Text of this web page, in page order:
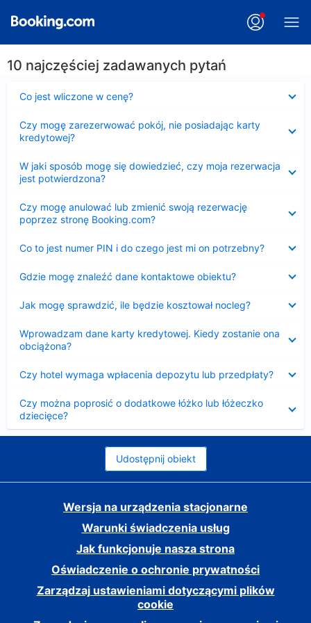
10 najczęściej zadawanych pytań
Co jest wliczone w cenę?
Czy mogę zarezerwować pokój, nie posiadając karty
kredytowej?
W jaki sposób mogę się dowiedzieć, czy moja rezerwacja
jest potwierdzona?
Czy mogę anulować lub zmienić swoją rezerwację
poprzez stronę Booking.com?
Co to jest numer PIN i do czego jest mi on potrzebny?
Gdzie mogę znaleźć dane kontaktowe obiektu?
Jak mogę sprawdzić, ile będzie kosztował nocleg?
Wprowadzam dane karty kredytowej. Kiedy zostanie ona
obciążona?
Czy hotel wymaga wpłacenia depozytu lub przedpłaty?
Czy można poprosić o dodatkowe łóżko lub łóżeczko
dziecięce?
Udostępnij obiekt
Wersja na urządzenia stacjonarne
Warunki świadczenia usług
Jak funkcjonuje nasza strona
Oświadczenie o ochronie prywatności
Zarządzaj ustawieniami dotyczącymi plików
cookie